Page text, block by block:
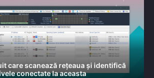
care scanează rețeaua și identifică
conectate la aceasta